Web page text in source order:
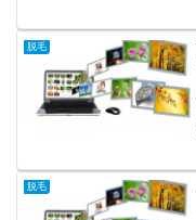
脱毛
脱毛